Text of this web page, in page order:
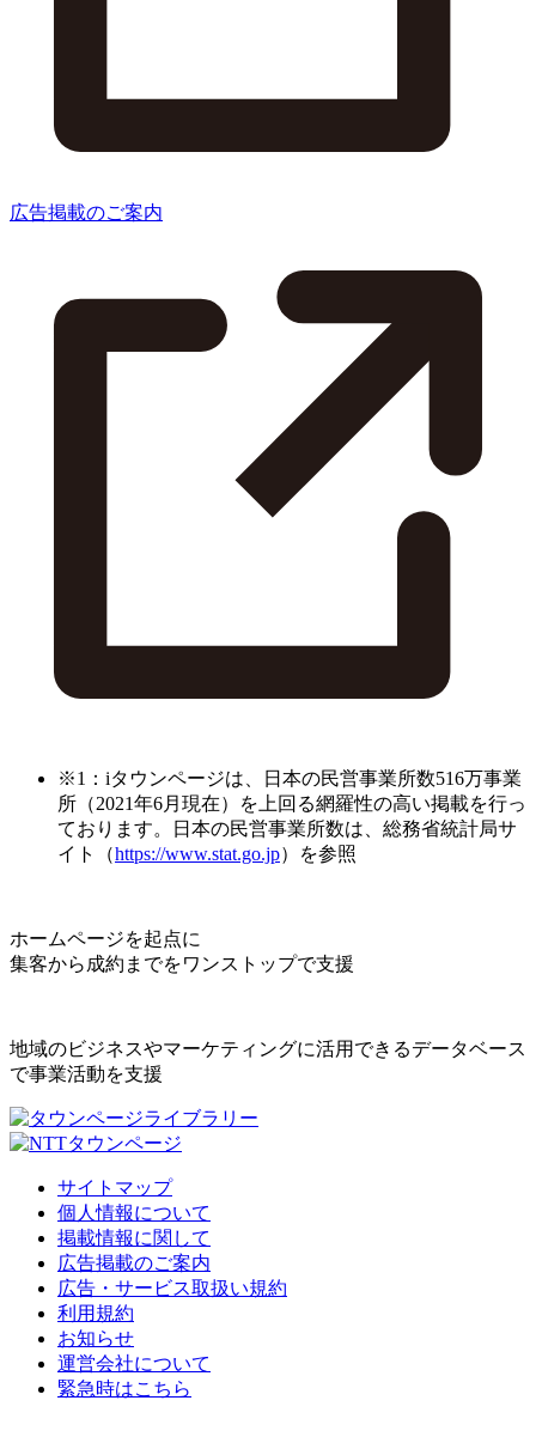
広告掲載のご案内
※1：iタウンページは、日本の民営事業所数516万事業
所（2021年6月現在）を上回る網羅性の高い掲載を行っ
ております。日本の民営事業所数は、総務省統計局サ
イト（https://www.stat.go.jp）を参照
ホームページを起点に
集客から成約までをワンストップで支援
地域のビジネスやマーケティングに活用できるデータベース
で事業活動を支援
サイトマップ
個人情報について
掲載情報に関して
広告掲載のご案内
広告・サービス取扱い規約
利用規約
お知らせ
運営会社について
緊急時はこちら